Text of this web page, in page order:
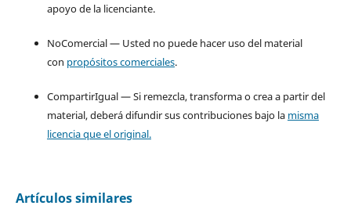
apoyo de la licenciante.
NoComercial — Usted no puede hacer uso del material
con propósitos comerciales.
CompartirIgual — Si remezcla, transforma o crea a partir del
material, deberá difundir sus contribuciones bajo la misma
licencia que el original.
Artículos similares